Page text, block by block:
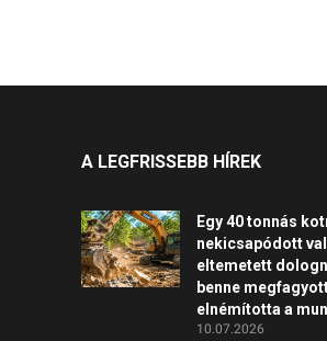
A LEGFRISSEBB HÍREK
Egy 40 tonnás
nekicsapódott
eltemetett
benne
elnémította a
10.07.2026